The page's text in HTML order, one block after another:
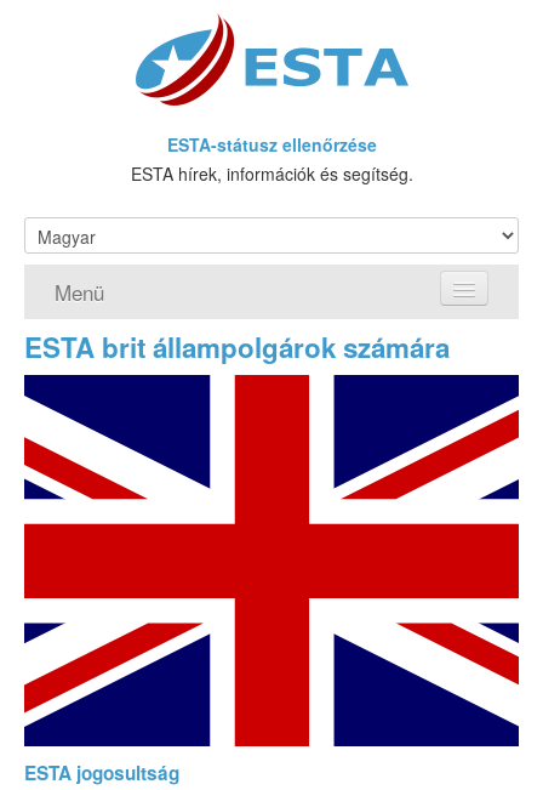
ESTA-státusz ellenőrzése
ESTA hírek, információk és segítség.
Menü
Honlap
Mi az az ESTA?
Követelmények
Támogatás
ESTA brit állampolgárok számára
ESTA jogosultság